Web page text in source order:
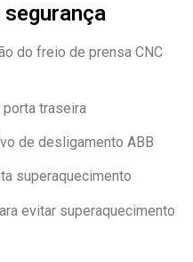
do freio de prensa CNC
traseira
de desligamento ABB
superaquecimento
evitar superaquecimento